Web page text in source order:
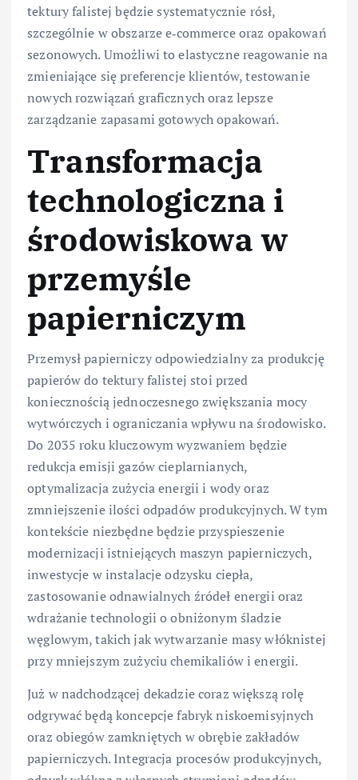
tektury falistej będzie systematycznie rósł,
szczególnie w obszarze e‑commerce oraz opakowań
sezonowych. Umożliwi to elastyczne reagowanie na
zmieniające się preferencje klientów, testowanie
nowych rozwiązań graficznych oraz lepsze
zarządzanie zapasami gotowych opakowań.
Transformacja
technologiczna i
środowiskowa w
przemyśle
papierniczym
Przemysł papierniczy odpowiedzialny za produkcję
papierów do tektury falistej stoi przed
koniecznością jednoczesnego zwiększania mocy
wytwórczych i ograniczania wpływu na środowisko.
Do 2035 roku kluczowym wyzwaniem będzie
redukcja emisji gazów cieplarnianych,
optymalizacja zużycia energii i wody oraz
zmniejszenie ilości odpadów produkcyjnych. W tym
kontekście niezbędne będzie przyspieszenie
modernizacji istniejących maszyn papierniczych,
inwestycje w instalacje odzysku ciepła,
zastosowanie odnawialnych źródeł energii oraz
wdrażanie technologii o obniżonym śladzie
węglowym, takich jak wytwarzanie masy włóknistej
przy mniejszym zużyciu chemikaliów i energii.
Już w nadchodzącej dekadzie coraz większą rolę
odgrywać będą koncepcje fabryk niskoemisyjnych
oraz obiegów zamkniętych w obrębie zakładów
papierniczych. Integracja procesów produkcyjnych,